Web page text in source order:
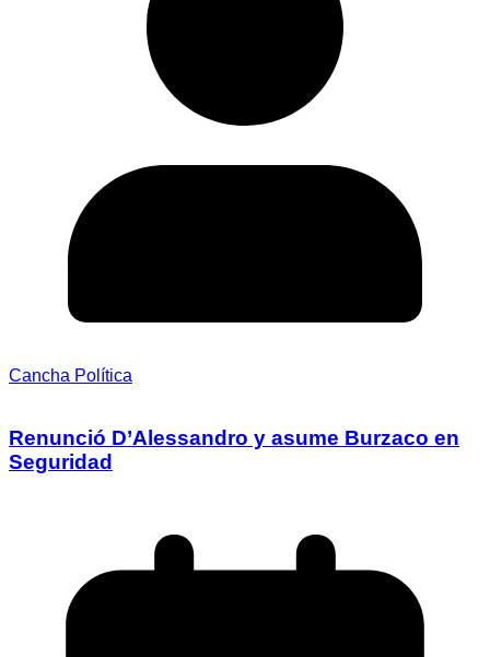
Cancha Política
Renunció D’Alessandro y asume Burzaco en
Seguridad